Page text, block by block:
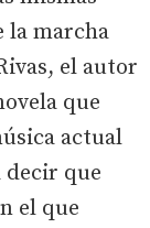
la marcha
el autor
que
actual
decir que
el que